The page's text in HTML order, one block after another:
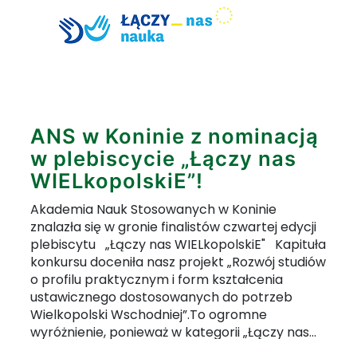
ANS w Koninie z nominacją
w plebiscycie „Łączy nas
WIELkopolskiE”!
Akademia Nauk Stosowanych w Koninie
znalazła się w gronie finalistów czwartej edycji
plebiscytu „Łączy nas WIELkopolskiE" Kapituła
konkursu doceniła nasz projekt „Rozwój studiów
o profilu praktycznym i form kształcenia
ustawicznego dostosowanych do potrzeb
Wielkopolski Wschodniej”.To ogromne
wyróżnienie, ponieważ w kategorii „Łączy nas…